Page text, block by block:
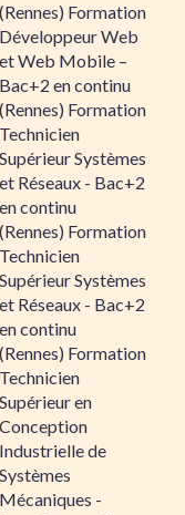
(Rennes) Formation
Développeur Web
et Web Mobile –
Bac+2 en continu
(Rennes) Formation
Technicien
Supérieur Systèmes
et Réseaux - Bac+2
en continu
(Rennes) Formation
Technicien
Supérieur Systèmes
et Réseaux - Bac+2
en continu
(Rennes) Formation
Technicien
Supérieur en
Conception
Industrielle de
Systèmes
Mécaniques -